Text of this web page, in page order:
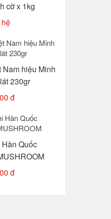
cờ x 1kg
hiệu Minh
230gr
đ
Quốc
đ